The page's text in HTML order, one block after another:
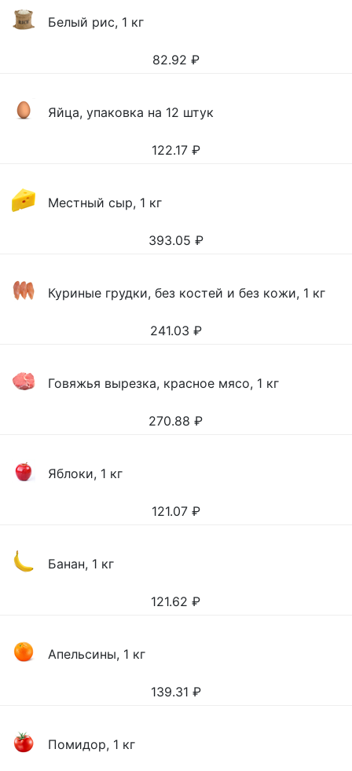
Белый рис, 1 кг
82.92 ₽
Яйца, упаковка на 12 штук
122.17 ₽
Местный сыр, 1 кг
393.05 ₽
Куриные грудки, без костей и без кожи, 1 кг
241.03 ₽
Говяжья вырезка, красное мясо, 1 кг
270.88 ₽
Яблоки, 1 кг
121.07 ₽
Банан, 1 кг
121.62 ₽
Апельсины, 1 кг
139.31 ₽
Помидор, 1 кг